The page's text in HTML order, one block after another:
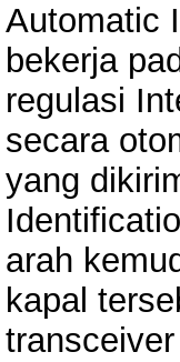
Automatic
bekerja
regulasi
secara
yang
arah
kapal